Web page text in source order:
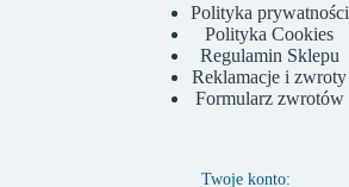
Polityka prywatności
Polityka Cookies
Regulamin Sklepu
Reklamacje i zwroty
Formularz zwrotów
Twoje konto: